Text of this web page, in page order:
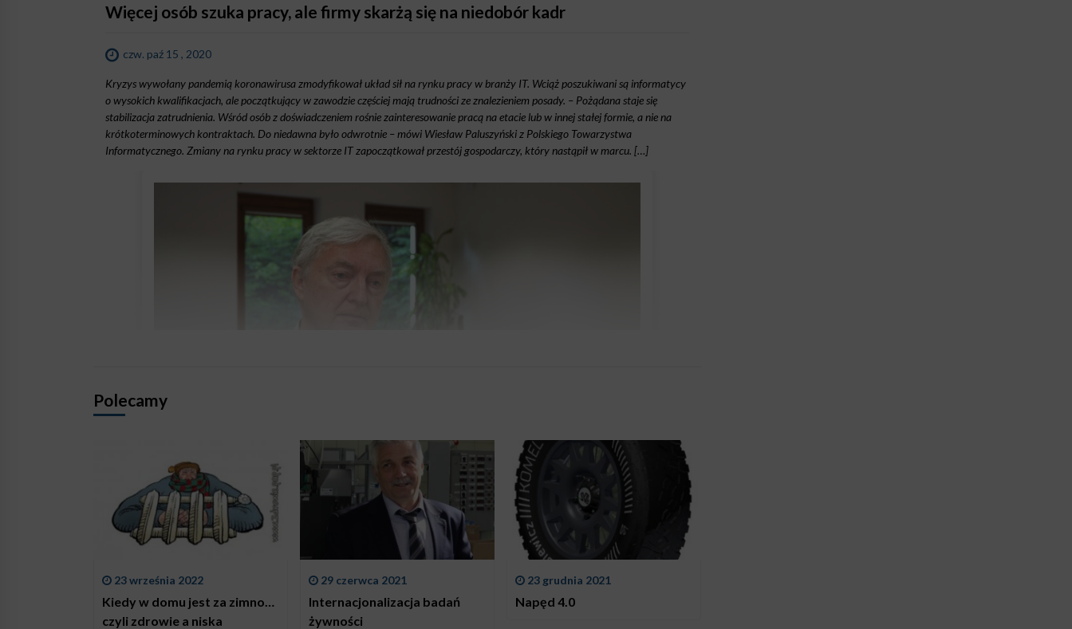
Więcej osób szuka pracy, ale firmy skarżą się na niedobór kadr
czw. paź 15 , 2020
Kryzys wywołany pandemią koronawirusa zmodyfikował układ sił na rynku pracy w branży IT. Wciąż poszukiwani są informatycy
o wysokich kwalifikacjach, ale początkujący w zawodzie częściej mają trudności ze znalezieniem posady. – Pożądana staje się
stabilizacja zatrudnienia. Wśród osób z doświadczeniem rośnie zainteresowanie pracą na etacie lub w innej stałej formie, a nie na
krótkoterminowych kontraktach. Do niedawna było odwrotnie – mówi Wiesław Paluszyński z Polskiego Towarzystwa
Informatycznego. Zmiany na rynku pracy w sektorze IT zapoczątkował przestój gospodarczy, który nastąpił w marcu. […]
Polecamy
23 września 2022
Kiedy w domu jest za zimno…
czyli zdrowie a niska
29 czerwca 2021
Internacjonalizacja badań
żywności
23 grudnia 2021
Napęd 4.0